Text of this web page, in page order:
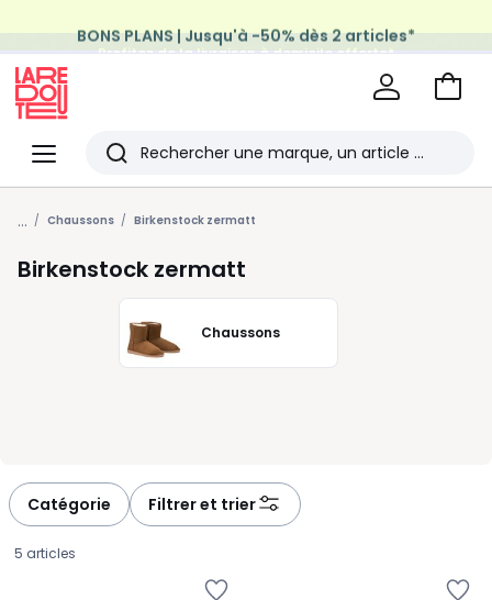
BONS PLANS | Jusqu'à -50% dès 2 articles*
Profitez de la livraison à domicile offerte*
Menu
Redoute
Rechercher
Les
derniers
articles
consultés
Aller
... Chaussons Birkenstock zermatt
Birkenstock zermatt
Chaussons
Catégorie Filtrer et trier
5 articles